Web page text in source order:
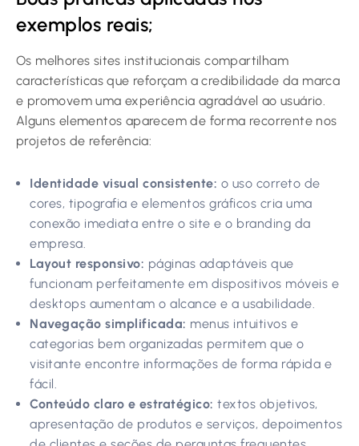
exemplos reais;
Os melhores sites institucionais compartilham
características que reforçam a credibilidade da marca
e promovem uma experiência agradável ao usuário.
Alguns elementos aparecem de forma recorrente nos
projetos de referência:
Identidade visual consistente: o uso correto de
cores, tipografia e elementos gráficos cria uma
conexão imediata entre o site e o branding da
empresa.
Layout responsivo: páginas adaptáveis que
funcionam perfeitamente em dispositivos móveis e
desktops aumentam o alcance e a usabilidade.
Navegação simplificada: menus intuitivos e
categorias bem organizadas permitem que o
visitante encontre informações de forma rápida e
fácil.
Conteúdo claro e estratégico: textos objetivos,
apresentação de produtos e serviços, depoimentos